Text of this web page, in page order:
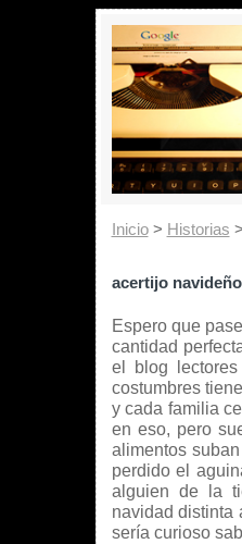
Inicio> Historias
acertijo navideño
Espero que
cantidad
el blog
costumbres
y cada familia
en eso, pero
alimentos
perdido el
alguien de la
navidad distinta
sería curioso